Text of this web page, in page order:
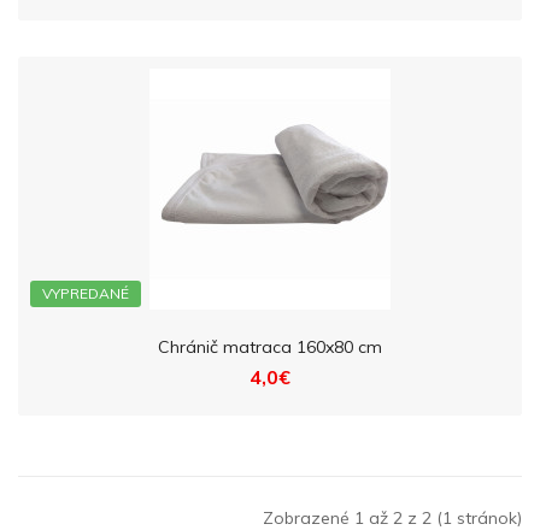
VYPREDANÉ
Chránič matraca 160x80 cm
4,0€
Zobrazené 1 až 2 z 2 (1 stránok)